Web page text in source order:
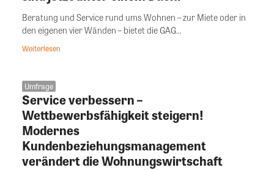
Beratung und Service rund ums Wohnen – zur Miete oder in
den eigenen vier Wänden – bietet die GAG...
Weiterlesen
Umfrage
Service verbessern –
Wettbewerbsfähigkeit steigern!
Modernes
Kundenbeziehungsmanagement
verändert die Wohnungswirtschaft